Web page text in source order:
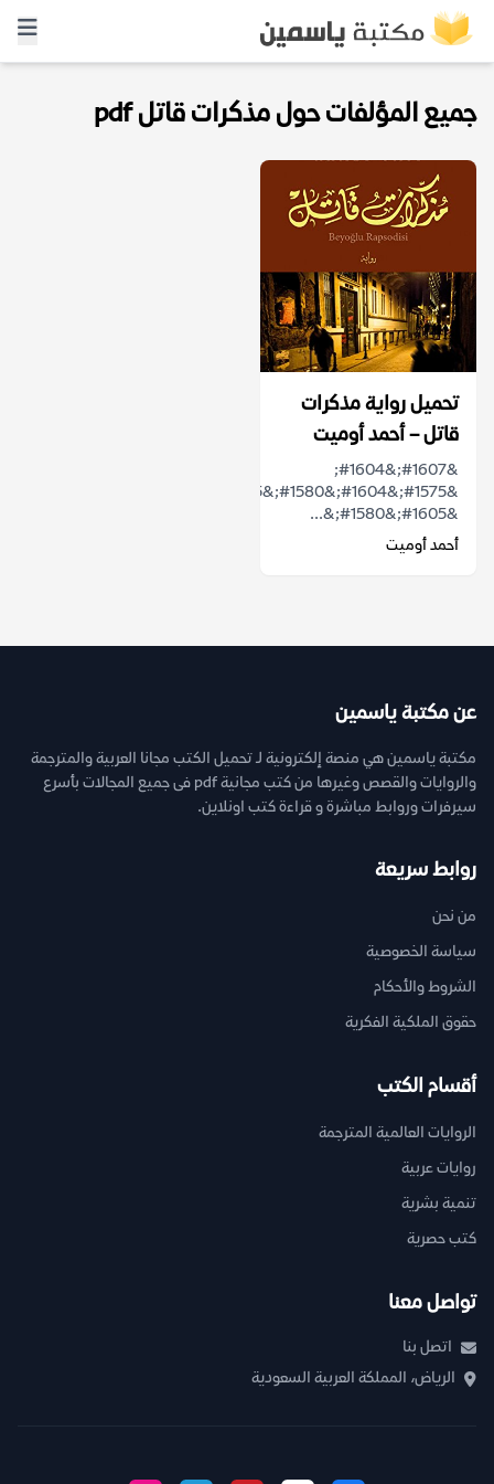
جميع المؤلفات حول مذكرات قاتل pdf
تحميل رواية ‎مذكرات
قاتل‎ – أحمد أوميت
&#1607;&#1604;
&#1605;&#1580;&...
أحمد أوميت
عن مكتبة ياسمين
مكتبة ياسمين هي منصة إلكترونية لـ تحميل الكتب مجانا العربية والمترجمة
والروايات والقصص وغيرها من كتب مجانية pdf فى جميع المجالات بأسرع
سيرفرات وروابط مباشرة و قراءة كتب اونلاين.
روابط سريعة
من نحن
سياسة الخصوصية
الشروط والأحكام
حقوق الملكية الفكرية
أقسام الكتب
الروايات العالمية المترجمة
روايات عربية
تنمية بشرية
كتب حصرية
تواصل معنا
اتصل بنا
الرياض، المملكة العربية السعودية